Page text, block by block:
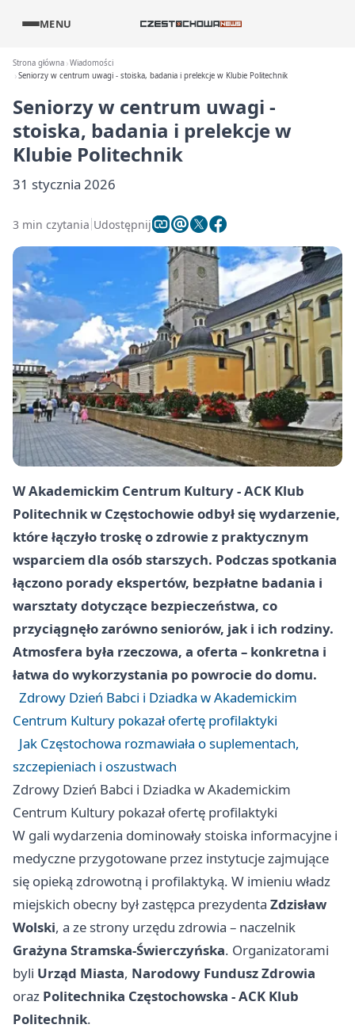
MENU
Strona główna Wiadomości
Seniorzy w centrum uwagi - stoiska, badania i prelekcje w Klubie Politechnik
Seniorzy w centrum uwagi -
stoiska, badania i prelekcje w
Klubie Politechnik
31 stycznia 2026
3 min czytania Udostępnij
W Akademickim Centrum Kultury - ACK Klub
Politechnik w Częstochowieodbył się wydarzenie,
które łączyło troskę o zdrowie z praktycznym
wsparciem dla osób starszych. Podczas spotkania
łączono porady ekspertów, bezpłatne badania i
warsztaty dotyczące bezpieczeństwa, co
przyciągnęło zarówno seniorów, jak i ich rodziny.
Atmosfera była rzeczowa, a oferta – konkretna i
łatwa do wykorzystania po powrocie do domu.
Zdrowy Dzień Babci i Dziadka w Akademickim
Centrum Kultury pokazał ofertę profilaktyki
Jak Częstochowa rozmawiała o suplementach,
szczepieniach i oszustwach
Zdrowy Dzień Babci i Dziadka w Akademickim
Centrum Kultury pokazał ofertę profilaktyki
W gali wydarzenia dominowały stoiska informacyjne i
medyczne przygotowane przez instytucje zajmujące
się opieką zdrowotną i profilaktyką. W imieniu władz
miejskich obecny był zastępca prezydenta Zdzisław
Wolski, a ze strony urzędu zdrowia – naczelnik
Grażyna Stramska-Świerczyńska. Organizatorami
byli Urząd Miasta, Narodowy Fundusz Zdrowia
oraz Politechnika Częstochowska - ACK Klub
Politechnik.